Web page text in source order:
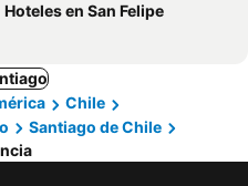
Hoteles en San Felipe
Chile
Santiago de Chile